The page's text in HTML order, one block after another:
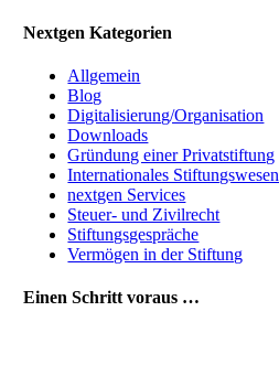
Nextgen Kategorien
Allgemein
Blog
Digitalisierung/Organisation
Downloads
Gründung einer Privatstiftung
Internationales Stiftungswesen
nextgen Services
Steuer- und Zivilrecht
Stiftungsgespräche
Vermögen in der Stiftung
Einen Schritt voraus …